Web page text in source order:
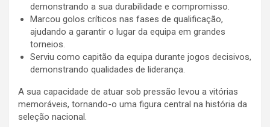
demonstrando a sua durabilidade e compromisso.
Marcou golos críticos nas fases de qualificação,
ajudando a garantir o lugar da equipa em grandes
torneios.
Serviu como capitão da equipa durante jogos decisivos,
demonstrando qualidades de liderança.
A sua capacidade de atuar sob pressão levou a vitórias
memoráveis, tornando-o uma figura central na história da
seleção nacional.